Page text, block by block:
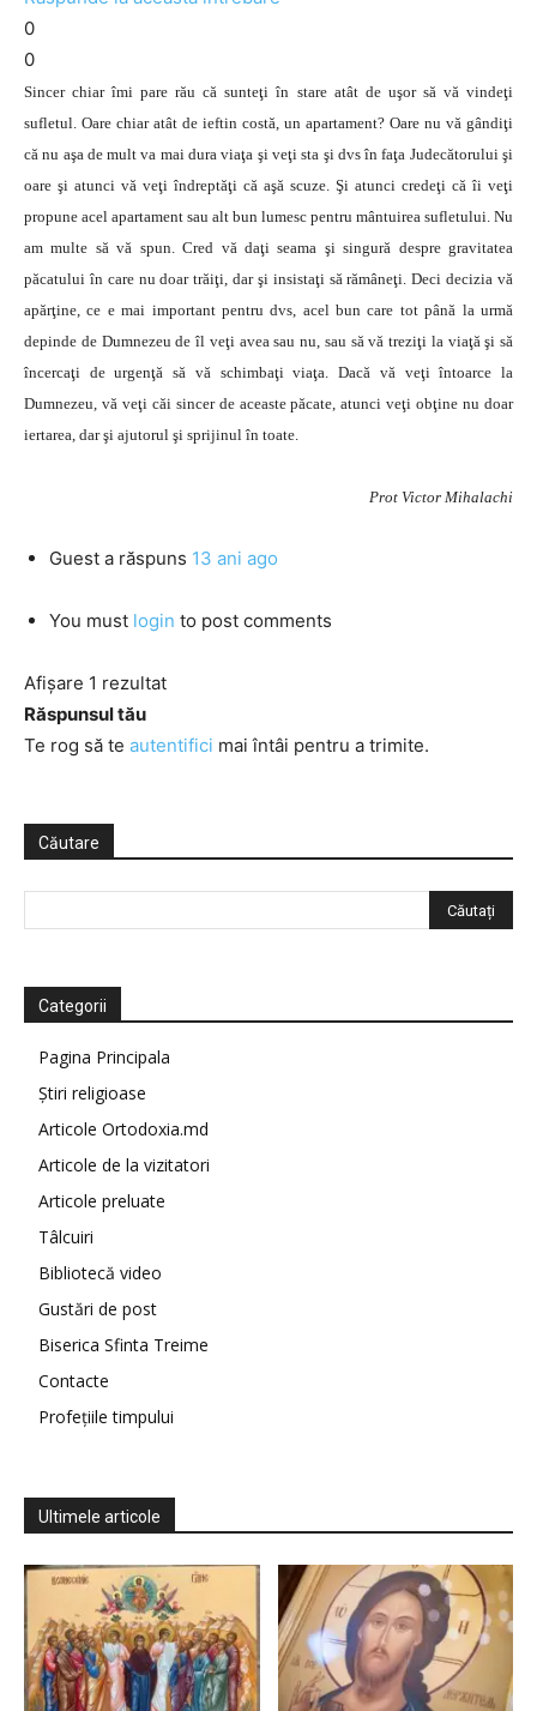
0
0
Sincer chiar îmi pare rău că sunteţi în stare atât de uşor să vă vindeţi
sufletul. Oare chiar atât de ieftin costă, un apartament? Oare nu vă gândiţi
că nu aşa de mult va mai dura viaţa şi veţi sta şi dvs în faţa Judecătorului şi
oare şi atunci vă veţi îndreptăţi că aşă scuze. Şi atunci credeţi că îi veţi
propune acel apartament sau alt bun lumesc pentru mântuirea sufletului. Nu
am multe să vă spun. Cred vă daţi seama şi singură despre gravitatea
păcatului în care nu doar trăiţi, dar şi insistaţi să rămâneţi. Deci decizia vă
apărţine, ce e mai important pentru dvs, acel bun care tot până la urmă
depinde de Dumnezeu de îl veţi avea sau nu, sau să vă treziţi la viaţă şi să
încercaţi de urgenţă să vă schimbaţi viaţa. Dacă vă veţi întoarce la
Dumnezeu, vă veţi căi sincer de aceaste păcate, atunci veţi obţine nu doar
iertarea, dar şi ajutorul şi sprijinul în toate.
Prot Victor Mihalachi
Guest a răspuns 13 ani ago
You must login to post comments
Afișare 1 rezultat
Răspunsul tău
Te rog să te autentifici mai întâi pentru a trimite.
Căutare
Categorii
Pagina Principala
Știri religioase
Articole Ortodoxia.md
Articole de la vizitatori
Articole preluate
Tâlcuiri
Bibliotecă video
Gustări de post
Biserica Sfinta Treime
Contacte
Profețiile timpului
Ultimele articole